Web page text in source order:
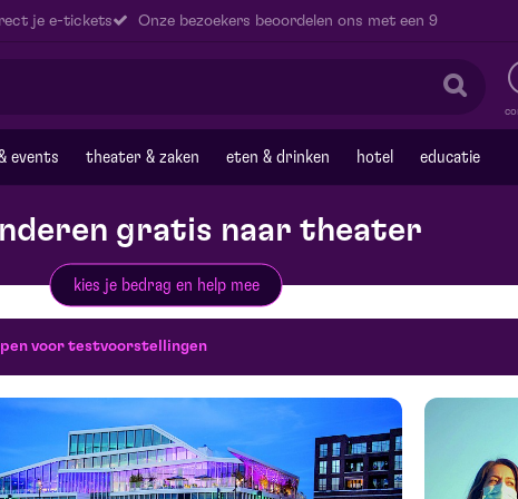
je e-tickets Onze bezoekers beoordelen ons met een 9
events theater & zaken eten & drinken hotel educatie
gratis naar theater
kies je bedrag en help mee
voor testvoorstellingen